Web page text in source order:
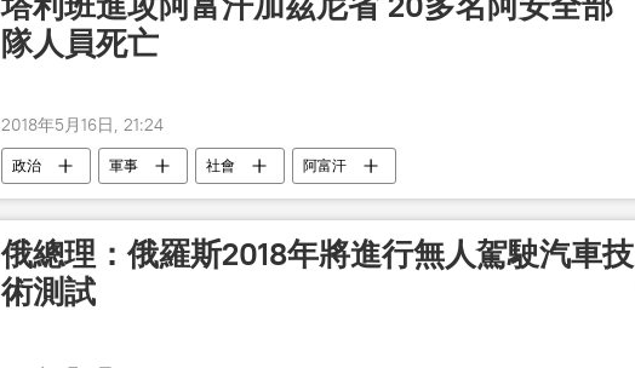
隊人員死亡
2018年5月16日, 21:24
政治 軍事 社會 阿富汗
俄總理：俄羅斯2018年將進行無人駕駛汽車技
術測試